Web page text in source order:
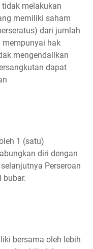
melakukan
memiliki saham
dari jumlah
mempunyai hak
mengendalikan
dapat
1 (satu)
diri dengan
Perseroan
bubar.
bersama oleh lebih